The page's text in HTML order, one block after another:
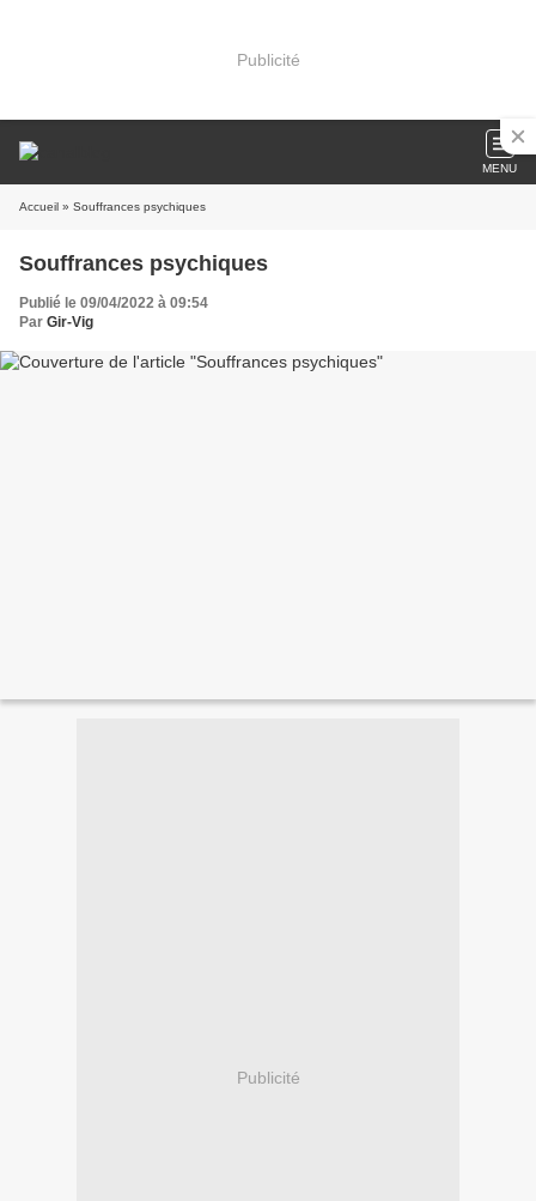
Publicité
MENU
Accueil » Souffrances psychiques
Souffrances psychiques
Publié le 09/04/2022 à 09:54
Par Gir-Vig
Publicité